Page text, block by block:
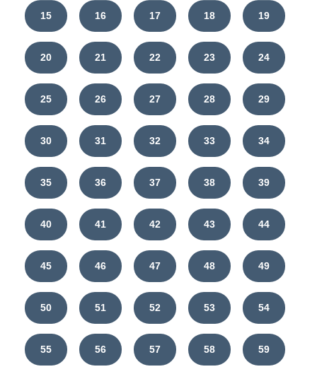
15 16 17 18 19
20 21 22 23 24
25 26 27 28 29
30 31 32 33 34
35 36 37 38 39
40 41 42 43 44
45 46 47 48 49
50 51 52 53 54
55 56 57 58 59